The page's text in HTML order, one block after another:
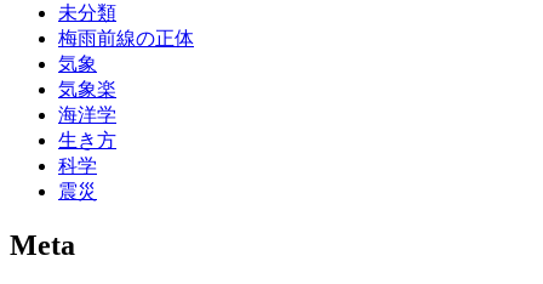
未分類
梅雨前線の正体
気象
気象楽
海洋学
生き方
科学
震災
Meta